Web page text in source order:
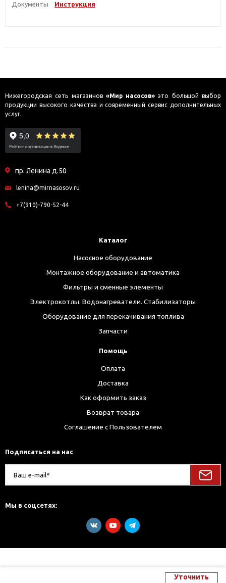
Уточнить
Документы
Инструкция
Нижегородская сеть магазинов «Мир насосов» это большой выбор
продукции высокого качества и современный сервис дополнительных
услуг.
пр. Ленина д.50
lenina@mirnasosov.ru
+7(910)-790-52-44
Каталог
Насосное оборудование
Монтажное оборудование и автоматика
Фильтры и сменные элементы
Электрокотлы. Водонагреватели. Стабилизаторы
Оборудование для перекачивания топлива
Запчасти
Помощь
Оплата
Доставка
Как оформить заказ
Возврат товара
Соглашение с Пользователем
Подписаться на нас
Мы в соцсетях: